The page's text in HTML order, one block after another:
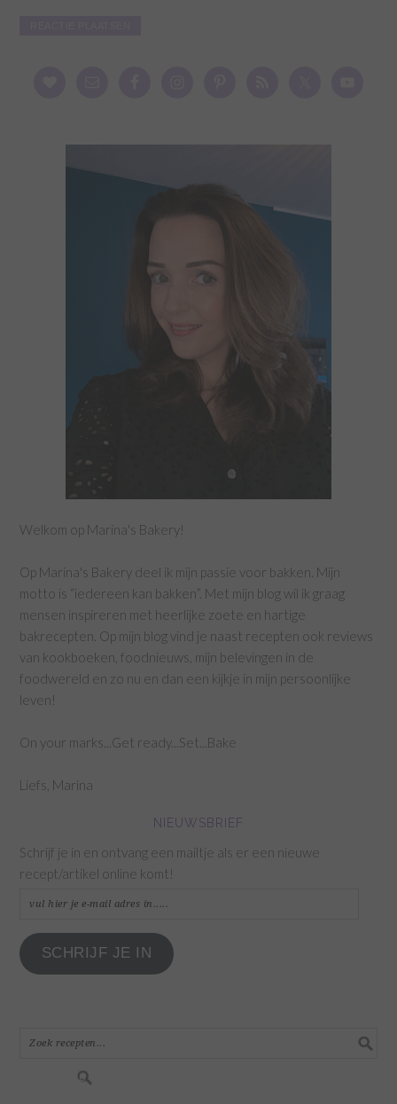
Welkom op Marina's Bakery!
Op Marina's Bakery deel ik mijn passie voor bakken. Mijn
motto is “iedereen kan bakken”. Met mijn blog wil ik graag
mensen inspireren met heerlijke zoete en hartige
bakrecepten. Op mijn blog vind je naast recepten ook reviews
van kookboeken, foodnieuws, mijn belevingen in de
foodwereld en zo nu en dan een kijkje in mijn persoonlijke
leven!
On your marks...Get ready...Set...Bake
Liefs, Marina
NIEUWSBRIEF
Schrijf je in en ontvang een mailtje als er een nieuwe
recept/artikel online komt!
vul
je
e-
SCHRIJF JE IN